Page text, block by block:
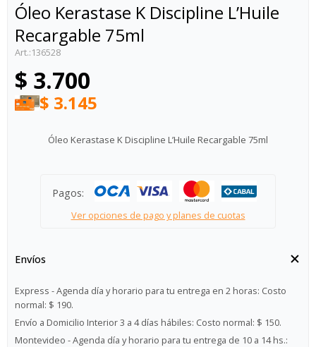
Óleo Kerastase K Discipline L’Huile
Recargable 75ml
136528
$ 3.700
$ 3.145
Óleo Kerastase K Discipline L’Huile Recargable 75ml
Pagos:
Ver opciones de pago y planes de cuotas
Envíos
Express - Agenda día y horario para tu entrega en 2 horas: Costo
normal: $ 190.
Envío a Domicilio Interior 3 a 4 días hábiles: Costo normal: $ 150.
Montevideo - Agenda día y horario para tu entrega de 10 a 14 hs.: